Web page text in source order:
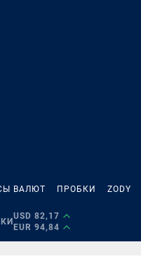
ВАЛЮТ ПРОБКИ ZODY
USD 82,17
EUR 94,84